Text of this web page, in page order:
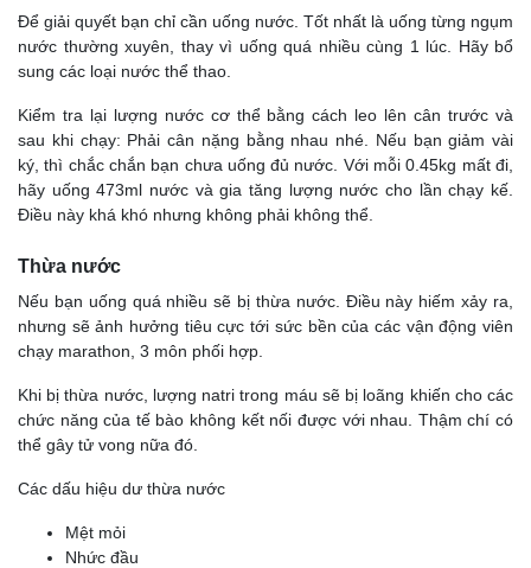
Để giải quyết bạn chỉ cần uống nước. Tốt nhất là uống từng ngụm
nước thường xuyên, thay vì uống quá nhiều cùng 1 lúc. Hãy bổ
sung các loại nước thể thao.
Kiểm tra lại lượng nước cơ thể bằng cách leo lên cân trước và
sau khi chạy: Phải cân nặng bằng nhau nhé. Nếu bạn giảm vài
ký, thì chắc chắn bạn chưa uống đủ nước. Với mỗi 0.45kg mất đi,
hãy uống 473ml nước và gia tăng lượng nước cho lần chạy kế.
Điều này khá khó nhưng không phải không thể.
Thừa nước
Nếu bạn uống quá nhiều sẽ bị thừa nước. Điều này hiếm xảy ra,
nhưng sẽ ảnh hưởng tiêu cực tới sức bền của các vận động viên
chạy marathon, 3 môn phối hợp.
Khi bị thừa nước, lượng natri trong máu sẽ bị loãng khiến cho các
chức năng của tế bào không kết nối được với nhau. Thậm chí có
thể gây tử vong nữa đó.
Các dấu hiệu dư thừa nước
Mệt mỏi
Nhức đầu